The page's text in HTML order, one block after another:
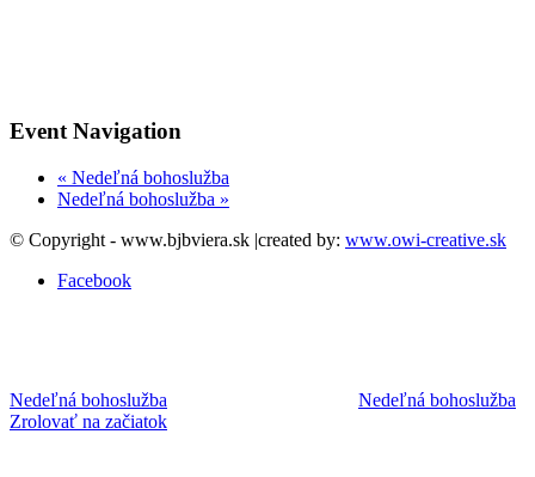
Event Navigation
« Nedeľná bohoslužba
Nedeľná bohoslužba »
© Copyright - www.bjbviera.sk |created by: www.owi-creative.sk
Facebook
Nedeľná bohoslužba
Nedeľná bohoslužba
Zrolovať na začiatok